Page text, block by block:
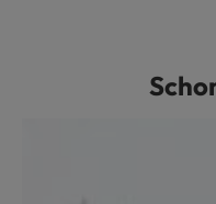
Produktgalerie